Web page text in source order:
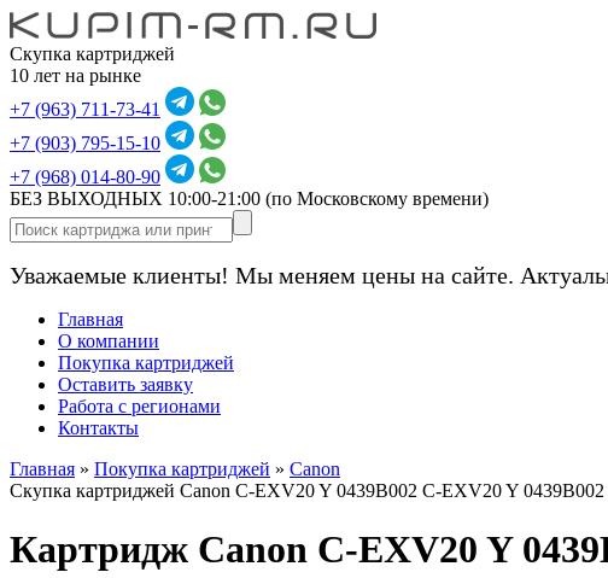
Скупка картриджей
10 лет на рынке
+7 (963) 711-73-41
+7 (903) 795-15-10
+7 (968) 014-80-90
БЕЗ ВЫХОДНЫХ 10:00-21:00 (по Московскому времени)
Уважаемые клиенты! Мы меняем цены на сайте.
Главная
О компании
Покупка картриджей
Оставить заявку
Работа с регионами
Контакты
Главная » Покупка картриджей » Canon
Скупка картриджей Canon C-EXV20 Y 0439B002 C-EXV20 Y
Картридж Canon C-EXV20 Y